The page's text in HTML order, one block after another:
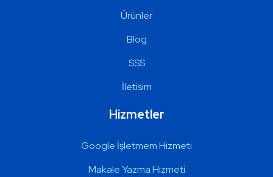
Ürünler
Blog
SSS
İletisim
Hizmetler
Google İşletmem Hizmeti
Makale Yazma Hizmeti